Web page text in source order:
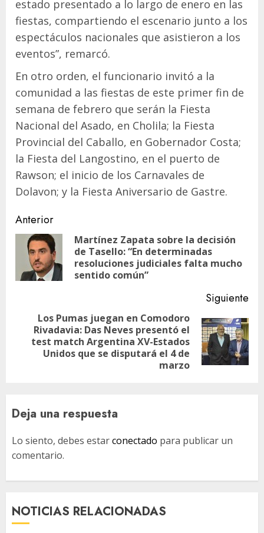
estado presentado a lo largo de enero en las
fiestas, compartiendo el escenario junto a los
espectáculos nacionales que asistieron a los
eventos”, remarcó.
En otro orden, el funcionario invitó a la
comunidad a las fiestas de este primer fin de
semana de febrero que serán la Fiesta
Nacional del Asado, en Cholila; la Fiesta
Provincial del Caballo, en Gobernador Costa;
la Fiesta del Langostino, en el puerto de
Rawson; el inicio de los Carnavales de
Dolavon; y la Fiesta Aniversario de Gastre.
Navegación
de
entradas
Anterior
Martínez Zapata sobre la decisión
de Tasello: “En determinadas
resoluciones judiciales falta mucho
sentido común”
Siguiente
Siguiente
entrada:
Los Pumas juegan en Comodoro
Rivadavia: Das Neves presentó el
test match Argentina XV-Estados
Unidos que se disputará el 4 de
marzo
Deja una respuesta
Lo siento, debes estarconectado para publicar un
comentario.
NOTICIAS RELACIONADAS